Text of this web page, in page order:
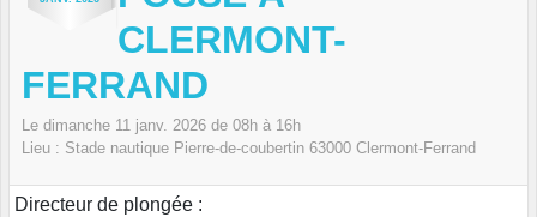
CLERMONT-
FERRAND
Le dimanche 11 janv. 2026 de 08h à 16h
Lieu : Stade nautique Pierre-de-coubertin 63000 Clermont-Ferrand
Directeur de plongée :